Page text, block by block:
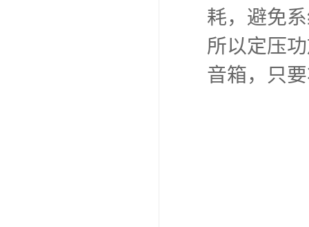
耗，避免
所以定压
音箱，只